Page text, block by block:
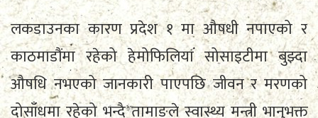
लकडाउनका कारण प्रदेश १ मा औषधी नपाएको र
काठमाडौंमा रहेको हेमोफिलिया सोसाइटीमा बुझ्दा
औषधि नभएको जानकारी पाएपछि जीवन र मरणको
दोसाँधमा रहेको भन्दै तामाङले स्वास्थ्य मन्त्री भानुभक्त